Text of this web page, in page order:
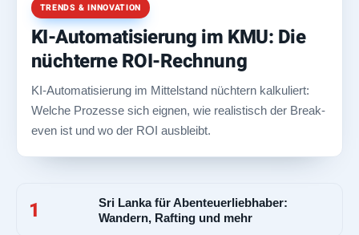
TRENDS & INNOVATION
KI-Automatisierung im KMU: Die
nüchterne ROI-Rechnung
KI-Automatisierung im Mittelstand nüchtern kalkuliert:
Welche Prozesse sich eignen, wie realistisch der Break-
even ist und wo der ROI ausbleibt.
1
Sri Lanka für Abenteuerliebhaber:
Wandern, Rafting und mehr